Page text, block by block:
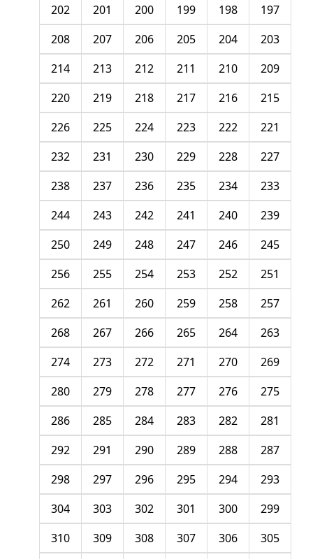
197
198
199
200
201
202
203
204
205
206
207
208
209
210
211
212
213
214
215
216
217
218
219
220
221
222
223
224
225
226
227
228
229
230
231
232
233
234
235
236
237
238
239
240
241
242
243
244
245
246
247
248
249
250
251
252
253
254
255
256
257
258
259
260
261
262
263
264
265
266
267
268
269
270
271
272
273
274
275
276
277
278
279
280
281
282
283
284
285
286
287
288
289
290
291
292
293
294
295
296
297
298
299
300
301
302
303
304
305
306
307
308
309
310